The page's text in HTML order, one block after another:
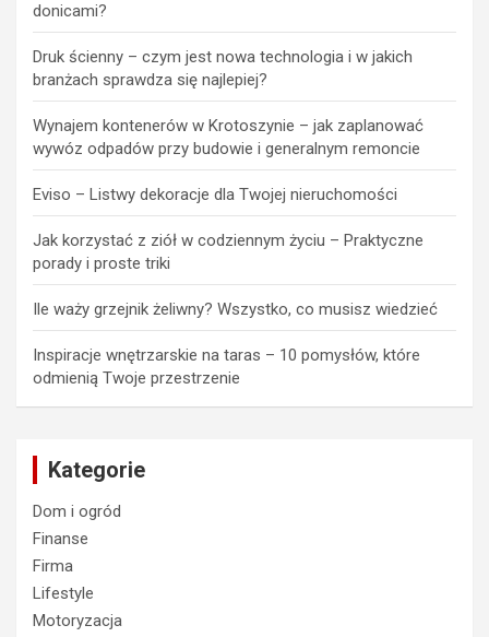
donicami?
Druk ścienny – czym jest nowa technologia i w jakich
branżach sprawdza się najlepiej?
Wynajem kontenerów w Krotoszynie – jak zaplanować
wywóz odpadów przy budowie i generalnym remoncie
Eviso – Listwy dekoracje dla Twojej nieruchomości
Jak korzystać z ziół w codziennym życiu – Praktyczne
porady i proste triki
Ile waży grzejnik żeliwny? Wszystko, co musisz wiedzieć
Inspiracje wnętrzarskie na taras – 10 pomysłów, które
odmienią Twoje przestrzenie
Kategorie
Dom i ogród
Finanse
Firma
Lifestyle
Motoryzacja